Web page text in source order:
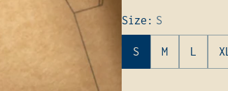
Size: S
S M L XL